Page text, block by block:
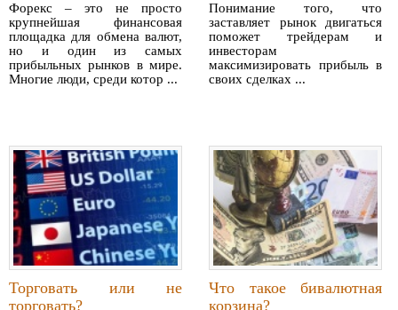
Форекс – это не просто
крупнейшая финансовая
площадка для обмена валют,
но и один из самых
прибыльных рынков в мире.
Многие люди, среди котор ...
Понимание того, что
заставляет рынок двигаться
поможет трейдерам и
инвесторам
максимизировать прибыль в
своих сделках ...
Торговать или не
торговать?
Что такое бивалютная
корзина?